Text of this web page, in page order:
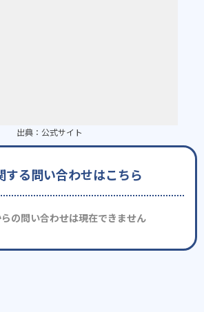
出典： 公式サイト
する問い合わせはこちら
の問い合わせは現在できません